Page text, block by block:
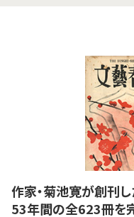
作家・菊池寛が創刊
53年間の全623冊を